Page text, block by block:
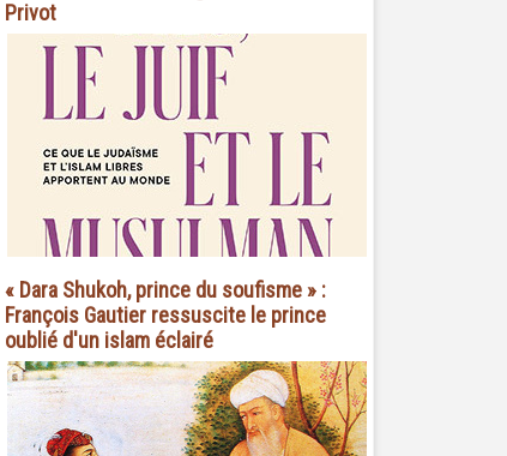
Privot
« Dara Shukoh, prince du soufisme » :
François Gautier ressuscite le prince
oublié d'un islam éclairé